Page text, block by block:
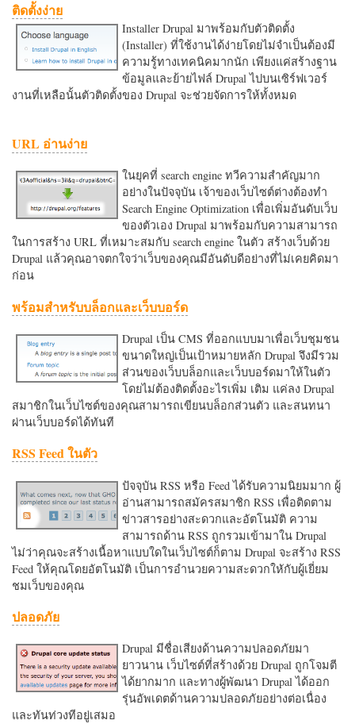
ติดตั้งง่าย
Installer Drupal มาพร้อมกับตัวติดตั้ง
(Installer) ที่ใช้งานได้ง่ายโดยไม่จำเป็นต้องมี
ความรู้ทางเทคนิคมากนัก เพียงแค่สร้างฐาน
ข้อมูลและย้ายไฟล์ Drupal ไปบนเซิร์ฟเวอร์
งานที่เหลือนั้นตัวติดตั้งของ Drupal จะช่วยจัดการให้ทั้งหมด
URL อ่านง่าย
ในยุคที่ search engine ทวีความสำคัญมาก
อย่างในปัจจุบัน เจ้าของเว็บไซต์ต่างต้องทำ
Search Engine Optimization เพื่อเพิ่มอันดับเว็บ
ของตัวเอง Drupal มาพร้อมกับความสามารถ
ในการสร้าง URL ที่เหมาะสมกับ search engine ในตัว สร้างเว็บด้วย
Drupal แล้วคุณอาจตกใจว่าเว็บของคุณมีอันดับดีอย่างที่ไม่เคยคิดมา
ก่อน
พร้อมสำหรับบล็อกและเว็บบอร์ด
Drupal เป็น CMS ที่ออกแบบมาเพื่อเว็บชุมชน
ขนาดใหญ่เป็นเป้าหมายหลัก Drupal จึงมีรวม
ส่วนของเว็บบล็อกและเว็บบอร์ดมาให้ในตัว
โดยไม่ต้องติดตั้งอะไรเพิ่ม เติม แค่ลง Drupal
สมาชิกในเว็บไซต์ของคุณสามารถเขียนบล็อกส่วนตัว และสนทนา
ผ่านเว็บบอร์ดได้ทันที
RSS Feed ในตัว
ปัจจุบัน RSS หรือ Feed ได้รับความนิยมมาก ผู้
อ่านสามารถสมัครสมาชิก RSS เพื่อติดตาม
ข่าวสารอย่างสะดวกและอัตโนมัติ ความ
สามารถด้าน RSS ถูกรวมเข้ามาใน Drupal
ไม่ว่าคุณจะสร้างเนื้อหาแบบใดในเว็บไซต์ก็ตาม Drupal จะสร้าง RSS
Feed ให้คุณโดยอัตโนมัติ เป็นการอำนวยความสะดวกใหักับผู้เยี่ยม
ชมเว็บของคุณ
ปลอดภัย
Drupal มีชื่อเสียงด้านความปลอดภัยมา
ยาวนาน เว็บไซต์ที่สร้างด้วย Drupal ถูกโจมตี
ได้ยากมาก และทางผู้พัฒนา Drupal ได้ออก
รุ่นอัพเดตด้านความปลอดภัยอย่างต่อเนื่อง
และทันท่วงทีอยู่เสมอ